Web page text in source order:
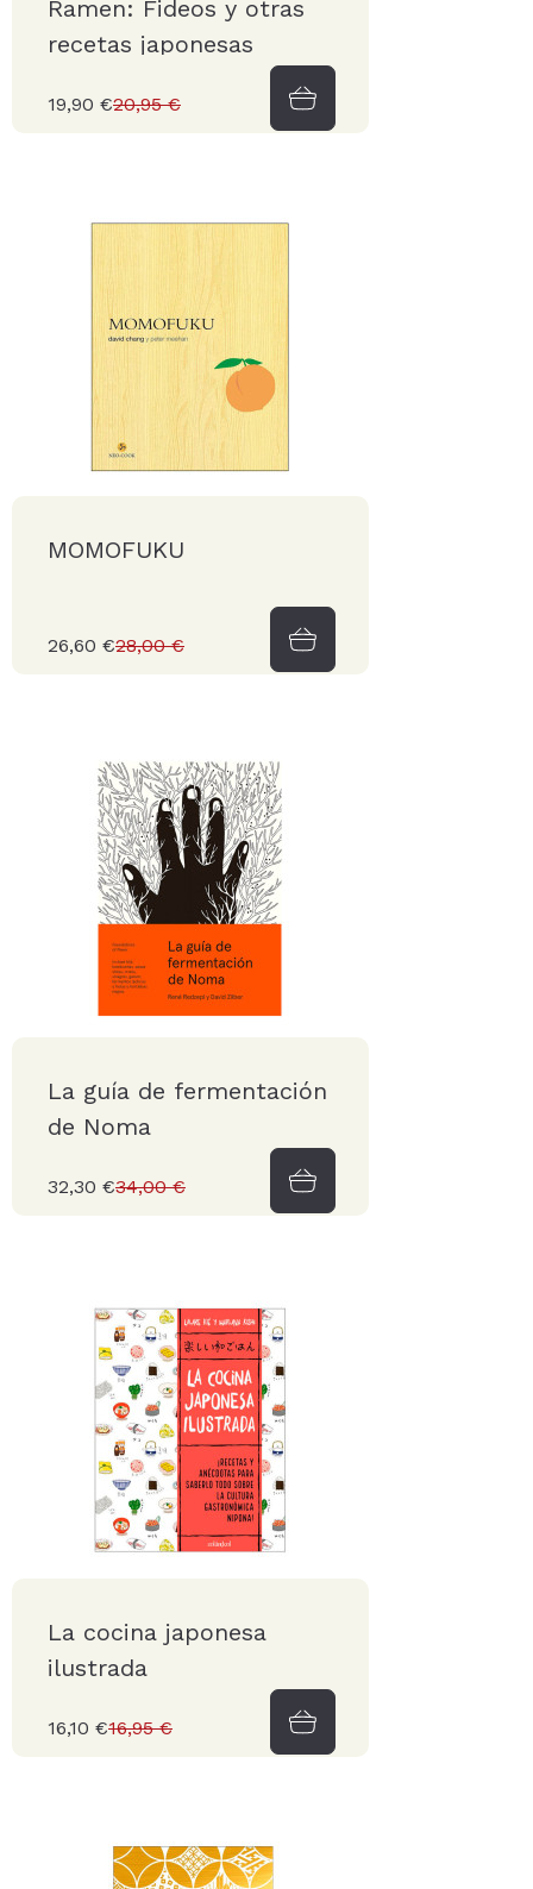
Ramen: Fideos y otras
recetas japonesas
19,90 €20,95 €
MOMOFUKU
26,60 €28,00 €
La guía de fermentación
de Noma
32,30 €34,00 €
La cocina japonesa
ilustrada
16,10 €16,95 €